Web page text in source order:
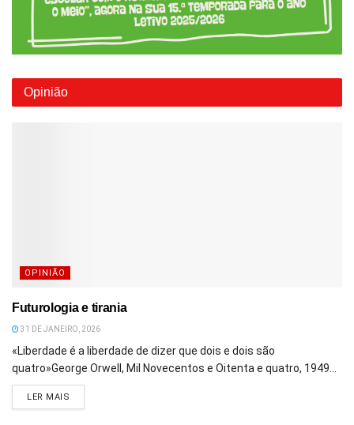
Opinião
OPINIÃO
Futurologia e tirania
31 DE JANEIRO, 2026
«Liberdade é a liberdade de dizer que dois e dois são
quatro»George Orwell, Mil Novecentos e Oitenta e quatro, 1949...
LER MAIS